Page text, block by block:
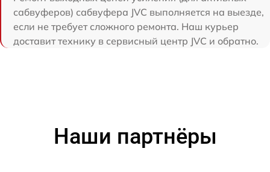
сабвуферов) сабвуфера JVC выполняется на выезде,
если не требует сложного ремонта. Наш курьер
доставит технику в сервисный центр JVC и обратно.
Наши партнёры